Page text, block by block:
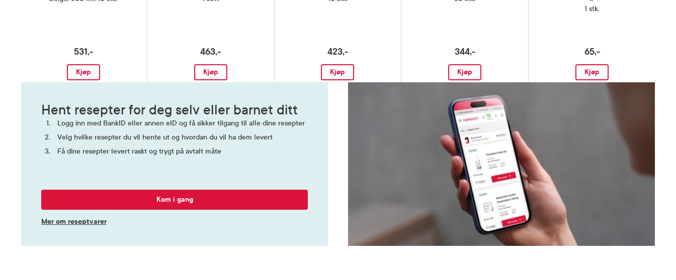
531,-
Kjøp
463,-
Kjøp
423,-
Kjøp
344,-
Kjøp
1 stk.
65,-
Kjøp
Hent resepter for deg selv eller barnet ditt
Logg inn med BankID eller annen eID og få sikker tilgang til alle dine resepter
Velg hvilke resepter du vil hente ut og hvordan du vil ha dem levert
Få dine resepter levert raskt og trygt på avtalt måte
Kom i gang
Mer om reseptvarer